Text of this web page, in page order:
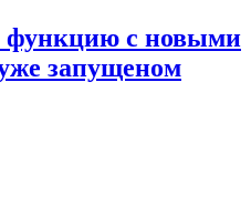
с новыми
запущеном